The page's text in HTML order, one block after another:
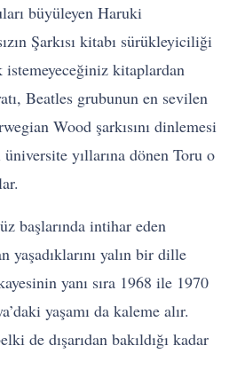
büyüleyen Haruki
Şarkısı kitabı sürükleyiciliği
kitaplardan
Beatles grubunun en sevilen
Wood şarkısını dinlemesi
yıllarına dönen Toru o
başlarında intihar eden
yaşadıklarını yalın bir dille
yanı sıra 1968 ile 1970
yaşamı da kaleme alır.
de dışarıdan bakıldığı kadar